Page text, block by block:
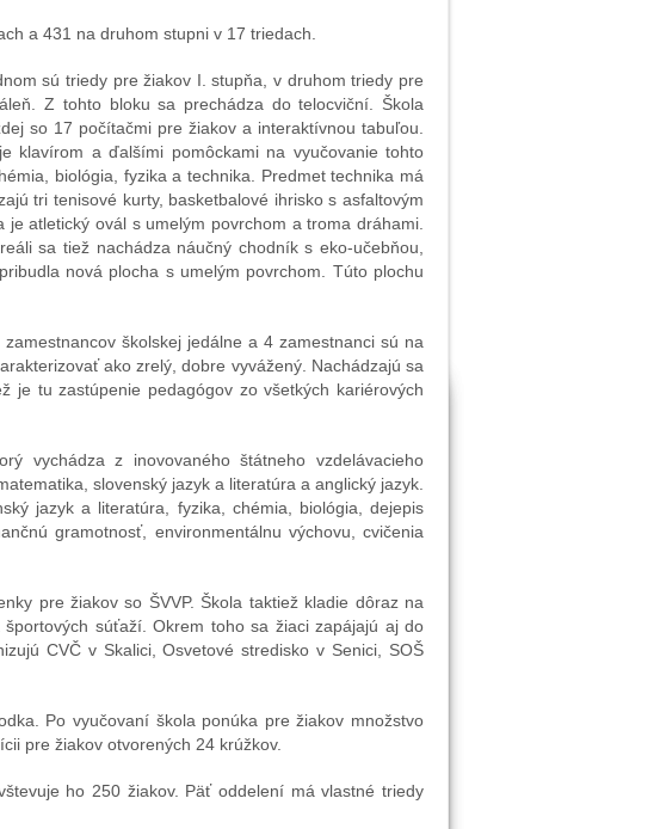
a 431 na druhom stupni v 17 triedach.
sú triedy pre žiakov I. stupňa, v druhom triedy pre
Z tohto bloku sa prechádza do telocviční. Škola
so 17 počítačmi pre žiakov a interaktívnou tabuľou.
klavírom a ďalšími pomôckami na vyučovanie tohto
biológia, fyzika a technika. Predmet technika má
tri tenisové kurty, basketbalové ihrisko s asfaltovým
atletický ovál s umelým povrchom a troma dráhami.
sa tiež nachádza náučný chodník s eko-učebňou,
nová plocha s umelým povrchom. Túto plochu
školskej jedálne a 4 zamestnanci sú na
ako zrelý, dobre vyvážený. Nachádzajú sa
je tu zastúpenie pedagógov zo všetkých kariérových
vychádza z inovovaného štátneho vzdelávacieho
slovenský jazyk a literatúra a anglický jazyk.
jazyk a literatúra, fyzika, chémia, biológia, dejepis
gramotnosť, environmentálnu výchovu, cvičenia
pre žiakov so ŠVVP. Škola taktiež kladie dôraz na
súťaží. Okrem toho sa žiaci zapájajú aj do
CVČ v Skalici, Osvetové stredisko v Senici, SOŠ
Po vyučovaní škola ponúka pre žiakov množstvo
pre žiakov otvorených 24 krúžkov.
ho 250 žiakov. Päť oddelení má vlastné triedy